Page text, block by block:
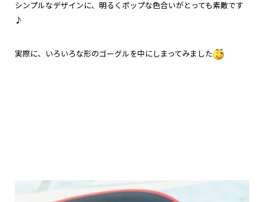
シンプルなデザインに、明るくポップな色合いがとっても素敵です
♪
実際に、いろいろな形のゴーグルを中にしまってみました